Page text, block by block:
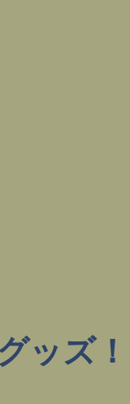
ッズ